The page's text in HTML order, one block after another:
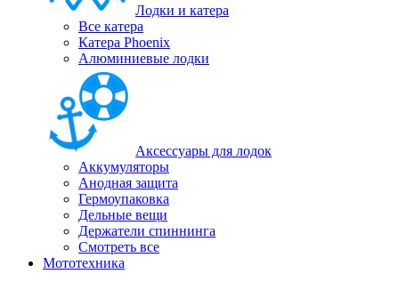
Лодки и катера
Все катера
Катера Phoenix
Алюминиевые лодки
Аксессуары для лодок
Аккумуляторы
Анодная защита
Гермоупаковка
Дельные вещи
Держатели спиннинга
Смотреть все
Мототехника